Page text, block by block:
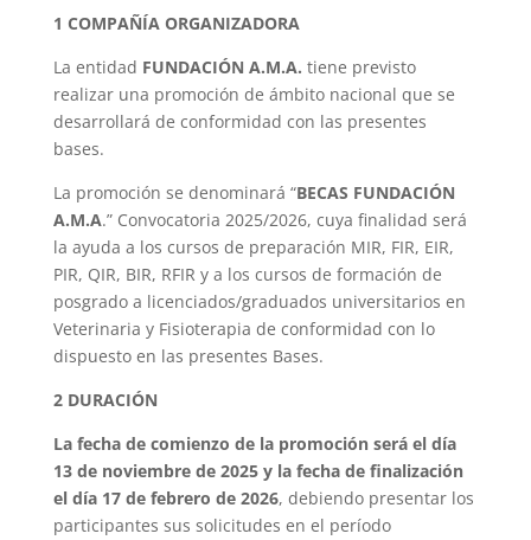
1 COMPAÑÍA ORGANIZADORA
La entidad FUNDACIÓN A.M.A. tiene previsto
realizar una promoción de ámbito nacional que se
desarrollará de conformidad con las presentes
bases.
La promoción se denominará “BECAS FUNDACIÓN
A.M.A.” Convocatoria 2025/2026, cuya finalidad será
la ayuda a los cursos de preparación MIR, FIR, EIR,
PIR, QIR, BIR, RFIR y a los cursos de formación de
posgrado a licenciados/graduados universitarios en
Veterinaria y Fisioterapia de conformidad con lo
dispuesto en las presentes Bases.
2 DURACIÓN
La fecha de comienzo de la promoción será el día
13 de noviembre de 2025 y la fecha de finalización
el día 17 de febrero de 2026, debiendo presentar los
participantes sus solicitudes en el período